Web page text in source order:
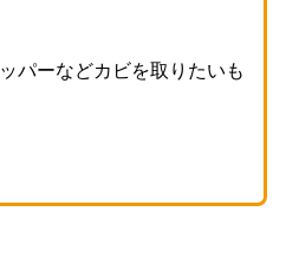
パーなどカビを取りたいも